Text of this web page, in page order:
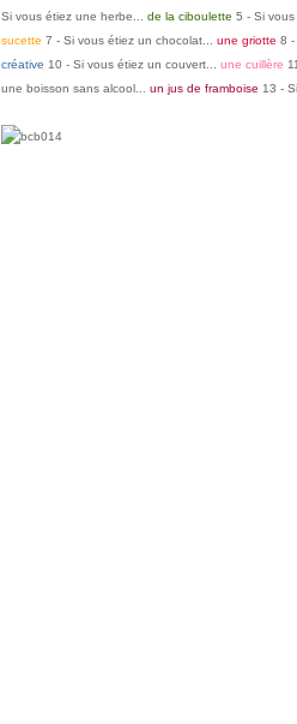
Si vous étiez une herbe... de la ciboulette 5 - Si vous
sucette 7 - Si vous étiez un chocolat... une griotte 8 -
créative 10 - Si vous étiez un couvert... une cuillère
une boisson sans alcool... un jus de framboise 13 -